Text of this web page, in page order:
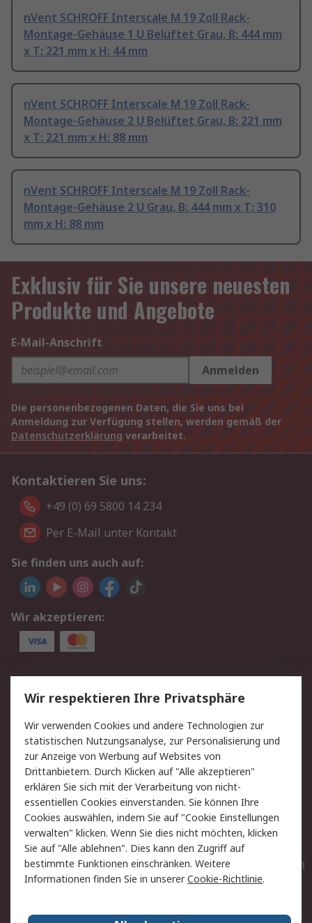
nVent SCHROFF Interscale M 19 Zoll Rack-
Montage-Gehäuse 1 U Belüftet Grau, B: 444 mm
x T: 221 mm x H: 44 mm
nVent SCHROFF Interscale M 19 Zoll Rack-
Montage-Gehäuse 2 U Belüftet Grau, B: 221 mm
x T: 221 mm x H: 88 mm
nVent SCHROFF Interscale M 19 Zoll Rack-
Montage-Gehäuse 2 U Grau, B: 444 mm x T: 310
mm x H: 88 mm
Exklusiv für Sie unsere neuesten
Produkte und Angebote
E-Mail-Anschrift
Anmelden
Die personenbezogenen Daten, die Sie uns bei
Anmeldung zur Verfügung stellen, werden gemäß der
Datenschutzerklärung verarbeitet.
Kontaktieren Sie uns:
+49 (0) 69 5800 14 234
Per E-Mail unter Kontakt
Sie finden uns auch auf:
Wir akzeptieren:
Service
Value Added Services
Lieferlösungen
Rücksendungen
Kontakt
Hilfe
Privatkunden
Rechtliches
AGB
Datenschutz
Cookie-Richtlinie
Zahlungsbedingungen
Copyright/Impressum
Entsorgung
Elektrogeräte/Batterien
Wir respektieren Ihre Privatsphäre
Wir verwenden Cookies und andere Technologien zur
statistischen Nutzungsanalyse, zur Personalisierung und
zur Anzeige von Werbung auf Websites von
Drittanbietern. Durch Klicken auf "Alle akzeptieren"
erklären Sie sich mit der Verarbeitung von nicht-
essentiellen Cookies einverstanden. Sie können Ihre
Cookies auswählen, indem Sie auf "Cookie Einstellungen
verwalten" klicken. Wenn Sie dies nicht möchten, klicken
Sie auf "Alle ablehnen". Dies kann den Zugriff auf
bestimmte Funktionen einschränken. Weitere
Informationen finden Sie in unsererCookie-Richtlinie.